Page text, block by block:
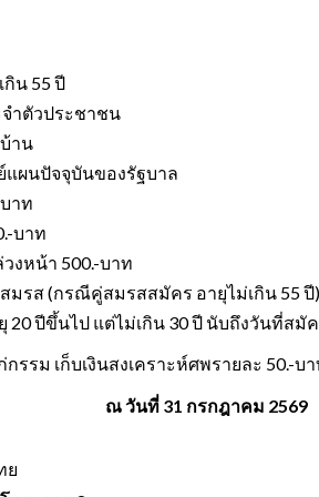
น 55 ปี
จำตัวประชาชน
าน
แผนปัจจุบันของรัฐบาล
าท
บาท
วงหน้า 500.-บาท
สมรส (กรณีคู่สมรสสมัคร อายุไม่เกิน 55 ปี)
20 ปีขึ้นไป แต่ไม่เกิน 30 ปี นับถึงวันที่สมั
รรม เก็บเงินสงเคราะห์ศพรายละ 50.-บ
ณ วันที่ 31 กรกฎาคม 2569
ย